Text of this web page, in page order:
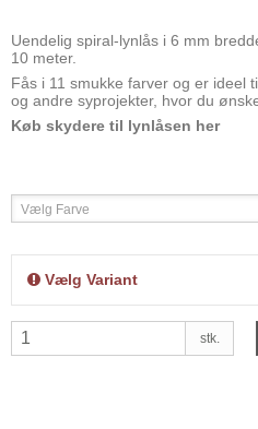
Uendelig spiral-lynlås i 6 mm
10 meter.
Fås i 11 smukke farver og er ideel
og andre syprojekter, hvor du
Køb skydere til lynlåsen her
Vælg Farve
Vælg Variant
stk.